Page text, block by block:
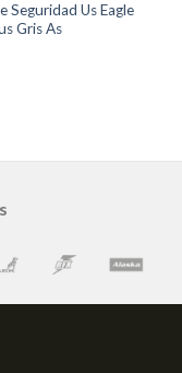
Seguridad Us Eagle
Gris As